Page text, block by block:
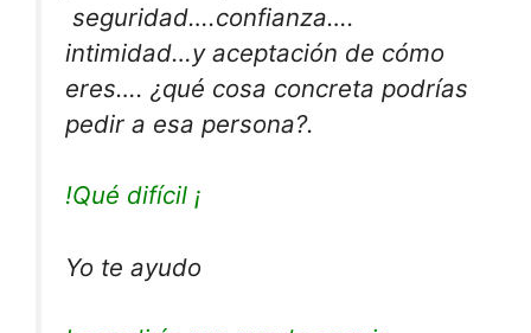
seguridad….confianza….
intimidad…y aceptación de cómo
eres…. ¿qué cosa concreta podrías
pedir a esa persona?.
!Qué difícil ¡
Yo te ayudo